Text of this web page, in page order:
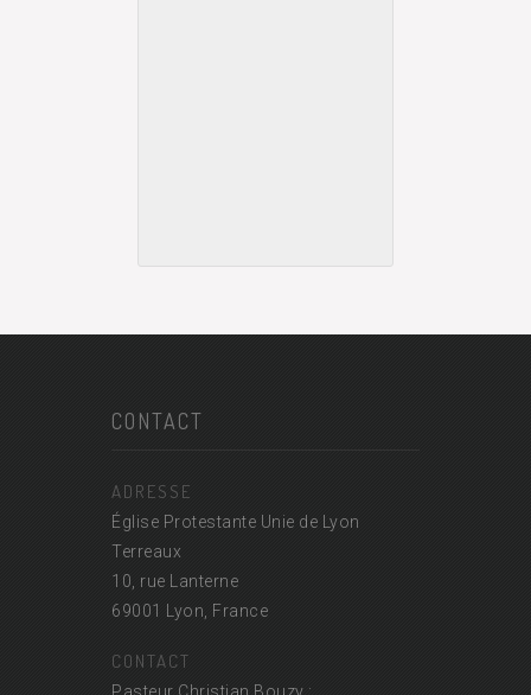
CONTACT
ADRESSE
Église Protestante Unie de Lyon
Terreaux
10, rue Lanterne
69001 Lyon, France
CONTACT
Pasteur Christian Bouzy :